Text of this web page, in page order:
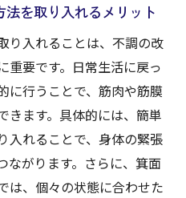
を取り入れるメリット
り入れることは、不調の改
重要です。日常生活に戻っ
に行うことで、筋肉や筋膜
きます。具体的には、簡単
入れることで、身体の緊張
ながります。さらに、箕面
は、個々の状態に合わせた